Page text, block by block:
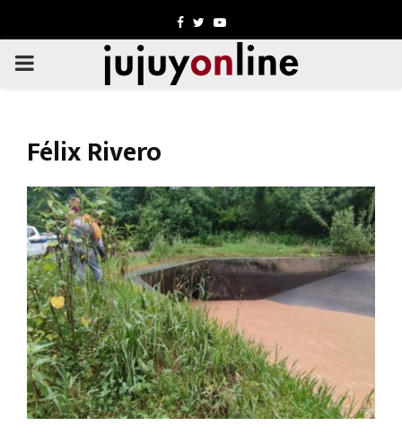
Facebook
TwitterYoutube
PRIMARY
Félix Rivero